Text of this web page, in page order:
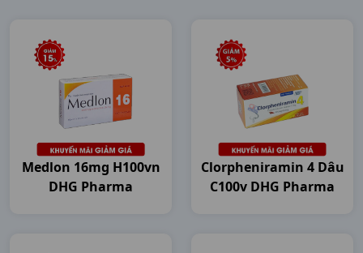
Medlon 16mg H100vn
DHG Pharma
Clorpheniramin 4 Dâu
C100v DHG Pharma